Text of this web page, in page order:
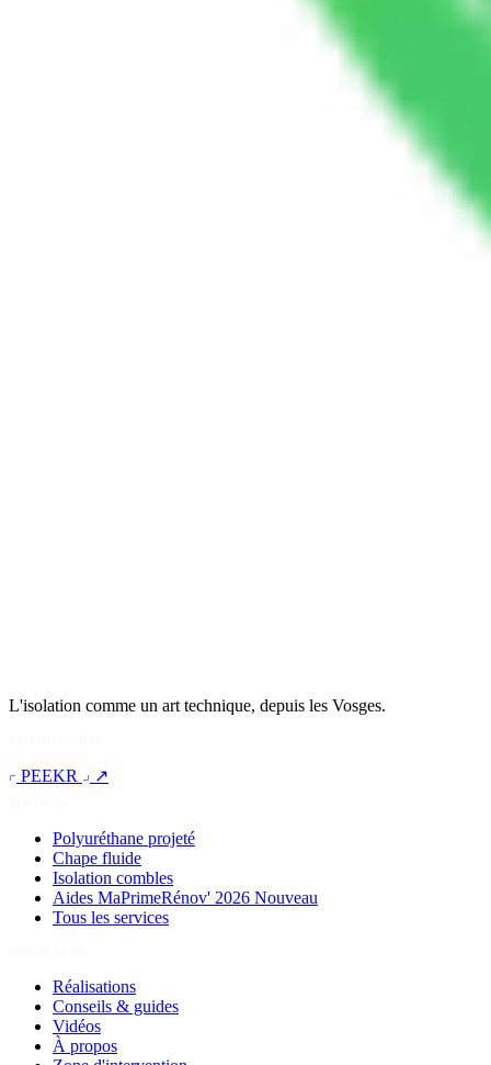
L'isolation comme un art technique, depuis les Vosges.
PEEKR ↗
Polyuréthane projeté
Chape fluide
Isolation combles
Aides MaPrimeRénov' 2026 Nouveau
Tous les services
Réalisations
Conseils & guides
Vidéos
À propos